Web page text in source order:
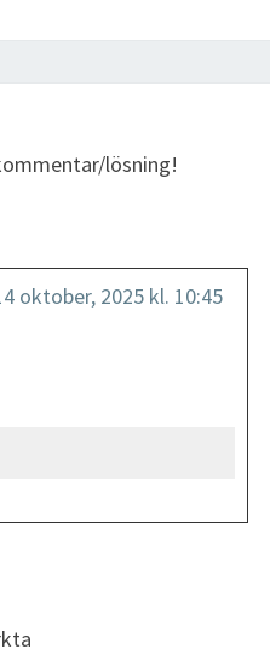
lösning!
oktober, 2025 kl. 10:45